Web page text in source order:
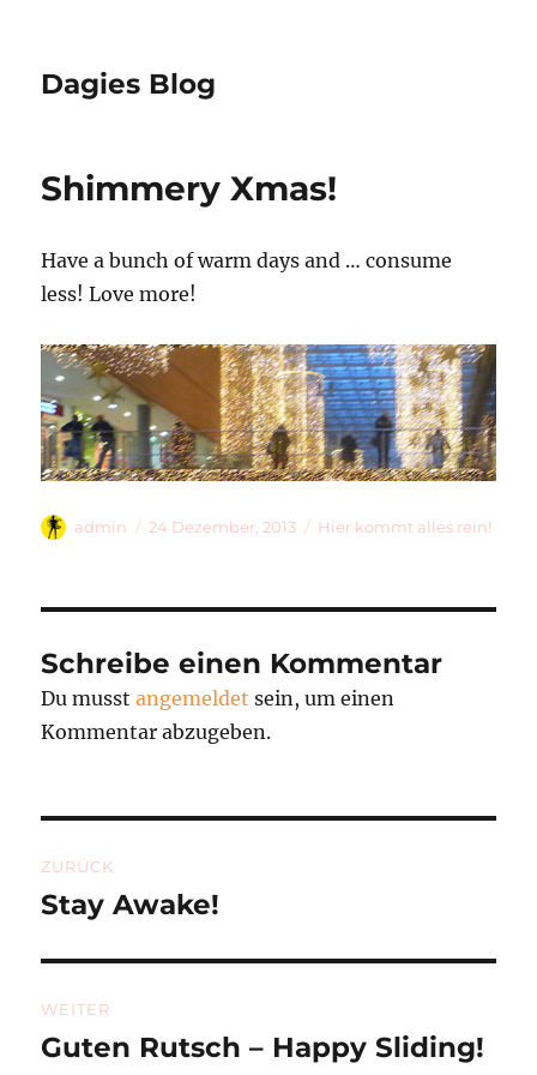
Dagies Blog
Shimmery Xmas!
Have a bunch of warm days and … consume
less! Love more!
Autor
admin
Veröffentlicht
24 Dezember, 2013 Kategorien
Hier kommt alles rein!
Schreibe einen Kommentar
Du musstangemeldet sein, um einen
Kommentar abzugeben.
ZURÜCK
Vorheriger
Stay Awake!
WEITER
Nächster
Guten Rutsch – Happy Sliding!